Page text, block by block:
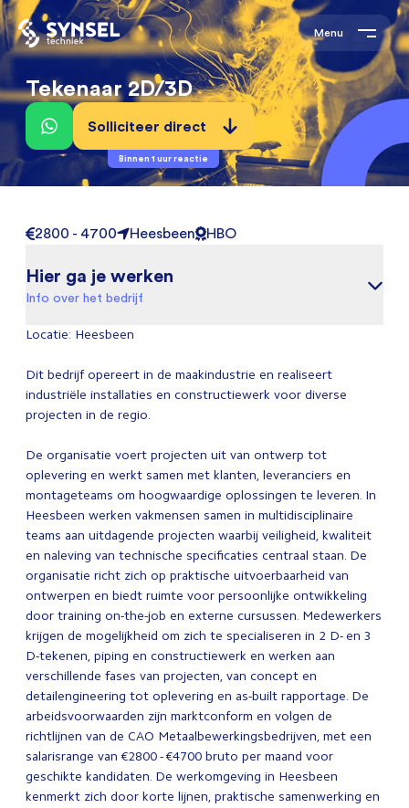
Menu
Tekenaar 2D/3D
Solliciteer direct
Binnen 1 uur reactie
2800 - 4700 Heesbeen HBO
Hier ga je werken
Info over het bedrijf
Locatie: Heesbeen
Dit bedrijf opereert in de maakindustrie en realiseert
industriële installaties en constructiewerk voor diverse
projecten in de regio.
De organisatie voert projecten uit van ontwerp tot
oplevering en werkt samen met klanten, leveranciers en
montageteams om hoogwaardige oplossingen te leveren. In
Heesbeen werken vakmensen samen in multidisciplinaire
teams aan uitdagende projecten waarbij veiligheid, kwaliteit
en naleving van technische specificaties centraal staan. De
organisatie richt zich op praktische uitvoerbaarheid van
ontwerpen en biedt ruimte voor persoonlijke ontwikkeling
door training on-the-job en externe cursussen. Medewerkers
krijgen de mogelijkheid om zich te specialiseren in 2 D- en 3
D-tekenen, piping en constructiewerk en werken aan
verschillende fases van projecten, van concept en
detailengineering tot oplevering en as-built rapportage. De
arbeidsvoorwaarden zijn marktconform en volgen de
richtlijnen van de CAO Metaalbewerkingsbedrijven, met een
salarisrange van €2800 - €4700 bruto per maand voor
geschikte kandidaten. De werkomgeving in Heesbeen
kenmerkt zich door korte lijnen, praktische samenwerking en